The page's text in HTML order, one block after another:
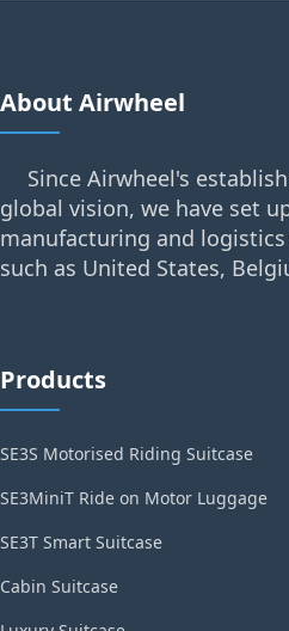
About Airwheel
Since Airwheel's
global vision, we have set
manufacturing and
such as United States,
Products
SE3S Motorised Riding Suitcase
SE3MiniT Ride on Motor Luggage
SE3T Smart Suitcase
Cabin Suitcase